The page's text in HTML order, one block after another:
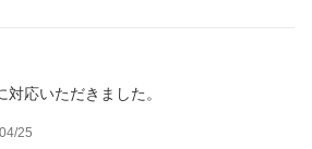
応いただきました。
25